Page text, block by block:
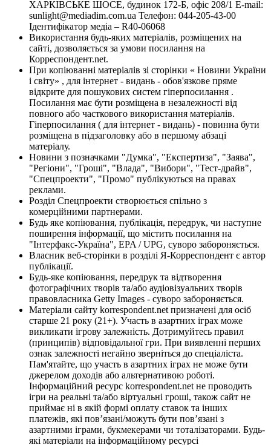
ХАРКІВСЬКЕ ШОСЕ, будинок 172-Б, офіс 208/1 E-mail:
sunlight@mediadim.com.ua Телефон: 044-205-43-00
Ідентифікатор медіа – R40-06068
Використання будь-яких матеріалів, розміщених на
сайті, дозволяється за умови посилання на
Корреспондент.net.
При копіюванні матеріалів зі сторінки « Новини України
і світу» , для інтернет - видань - обов'язкове пряме
відкрите для пошукових систем гіперпосилання .
Посилання має бути розміщена в незалежності від
повного або часткового використання матеріалів.
Гіперпосилання ( для інтернет - видань) - повинна бути
розміщена в підзаголовку або в першому абзаці
матеріалу.
Новини з позначками "Думка", "Експертиза", "Заява",
"Регіони", "Гроші", "Влада", "Вибори", "Тест-драйв",
"Спецпроекти", "Промо" публікуються на правах
реклами.
Розділ Спецпроекти створюється спільно з
комерційними партнерами.
Будь яке копіювання, публікація, передрук, чи наступне
поширення інформації, що містить посилання на
"Інтерфакс-Україна", EPA / UPG, суворо забороняється.
Власник веб-сторінки в розділі Я-Корреспондент є автор
публікації.
Будь-яке копіювання, передрук та відтворення
фотографічних творів та/або аудіовізуальних творів
правовласника Getty Images - суворо забороняється.
Матеріали сайту korrespondent.net призначені для осіб
старше 21 року (21+). Участь в азартних іграх може
викликати ігрову залежність. Дотримуйтесь правил
(принципів) відповідальної гри. При виявленні перших
ознак залежності негайно зверніться до спеціаліста.
Пам'ятайте, що участь в азартних іграх не може бути
джерелом доходів або альтернативою роботі.
Інформаційний ресурс korrespondent.net не проводить
ігри на реальні та/або віртуальні гроші, також сайт не
приймає ні в якій формі оплату ставок та інших
платежів, які пов’язані/можуть бути пов’язані з
азартними іграми, букмекерами чи тоталізаторами. Будь-
які матеріали на інформаційному ресурсі